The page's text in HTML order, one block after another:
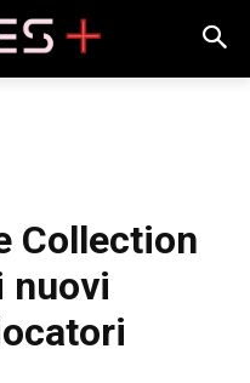
Collection
nuovi